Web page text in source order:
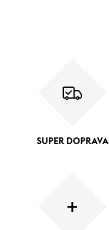
SUPER DOPRAVA